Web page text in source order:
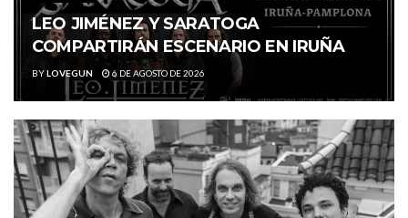
LEO JIMÉNEZ Y SARATOGA
COMPARTIRÁN ESCENARIO EN IRUÑA
BYLOVEGUN 6 DE AGOSTO DE 2026